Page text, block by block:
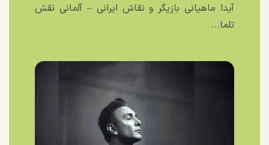
آیدا ماهیانی بازیگر و نقاش ایرانی – آلمانی نقش
تلما...